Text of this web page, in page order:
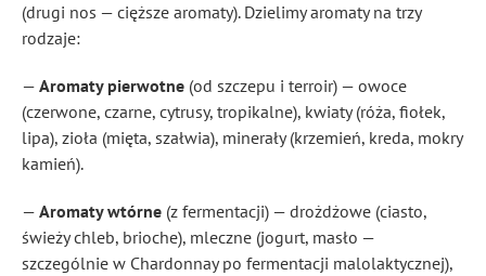
(drugi nos — cięższe aromaty). Dzielimy aromaty na trzy
rodzaje:
— Aromaty pierwotne (od szczepu i terroir) — owoce
(czerwone, czarne, cytrusy, tropikalne), kwiaty (róża, fiołek,
lipa), zioła (mięta, szałwia), minerały (krzemień, kreda, mokry
kamień).
— Aromaty wtórne (z fermentacji) — drożdżowe (ciasto,
świeży chleb, brioche), mleczne (jogurt, masło —
szczególnie w Chardonnay po fermentacji malolaktycznej),